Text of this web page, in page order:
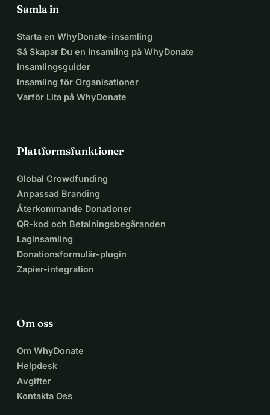
Samla in
Starta en WhyDonate-insamling
Så Skapar Du en Insamling på WhyDonate
Insamlingsguider
Insamling för Organisationer
Varför Lita på WhyDonate
Plattformsfunktioner
Global Crowdfunding
Anpassad Branding
Återkommande Donationer
QR-kod och Betalningsbegäranden
Laginsamling
Donationsformulär-plugin
Zapier-integration
Om oss
Om WhyDonate
Helpdesk
Avgifter
Kontakta Oss